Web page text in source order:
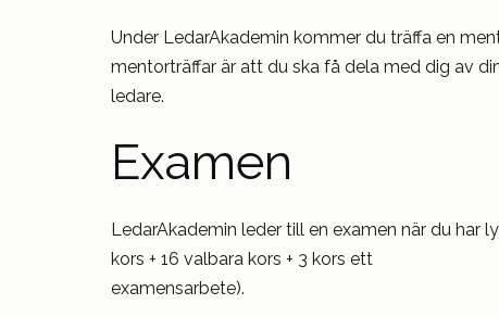
Under LedarAkademin kommer du träffa en
mentorträffar är att du ska få dela med dig av
ledare.
Examen
LedarAkademin leder till en examen när du har
kors + 16 valbara kors + 3 kors ett
examensarbete).